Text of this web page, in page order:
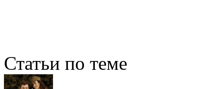
Статьи по теме